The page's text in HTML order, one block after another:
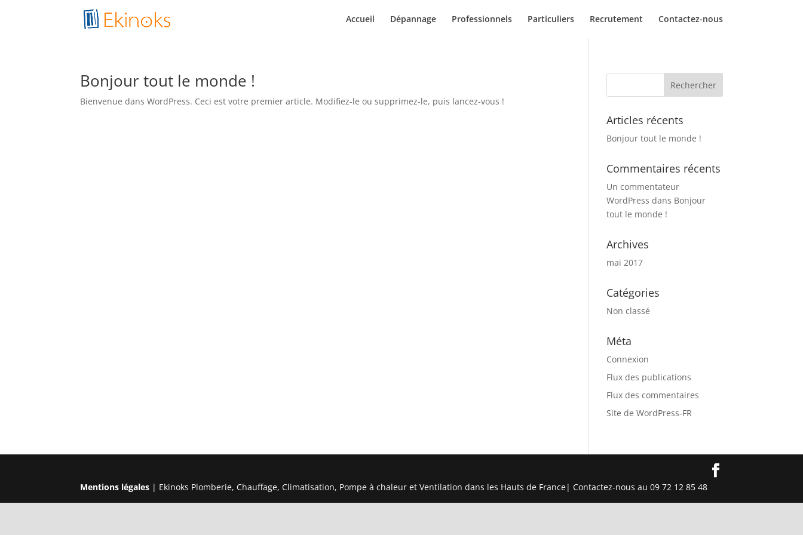
Accueil Dépannage Professionnels Particuliers Recrutement Contactez-nous
Bonjour tout le monde !
Bienvenue dans WordPress. Ceci est votre premier article. Modifiez-le ou supprimez-le, puis lancez-vous !
Articles récents
Bonjour tout le monde !
Commentaires récents
Un commentateur
WordPress dans Bonjour
tout le monde !
Archives
mai 2017
Catégories
Non classé
Méta
Connexion
Flux des publications
Flux des commentaires
Site de WordPress-FR
Mentions légales | Ekinoks Plomberie, Chauffage, Climatisation, Pompe à chaleur et Ventilation dans les Hauts de France| Contactez-nous au 09 72 12 85 48